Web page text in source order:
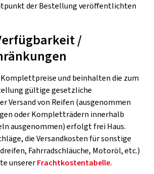
der Bestellung veröffentlichten
/
Komplettpreise und beinhalten die zum
gültige gesetzliche
Versand von Reifen (ausgenommen
oder Kompletträdern innerhalb
ausgenommen) erfolgt frei Haus.
die Versandkosten für sonstige
Fahrradschläuche, Motoröl, etc.)
unsererFrachtkostentabelle.